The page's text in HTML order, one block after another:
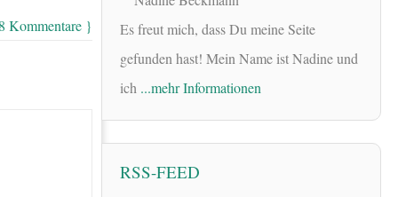
Kommentare }
Es freut mich, dass Du meine Seite
gefunden hast! Mein Name ist Nadine und
ich ...mehr Informationen
RSS-FEED